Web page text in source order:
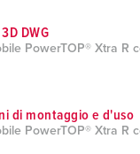
DWG
PowerTOP® Xtra R
di montaggio e d'uso
PowerTOP® Xtra R